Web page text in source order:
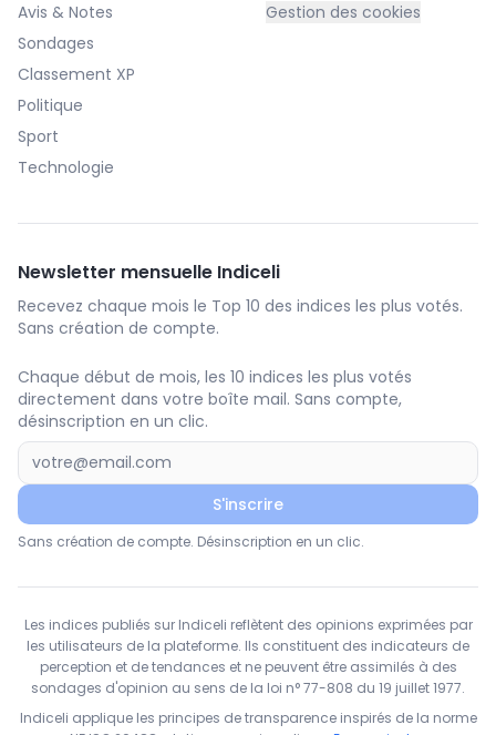
Avis & Notes
Sondages
Classement XP
Politique
Sport
Technologie
Gestion des cookies
Newsletter mensuelle Indiceli
Recevez chaque mois le Top 10 des indices les plus votés.
Sans création de compte.
Chaque début de mois, les 10 indices les plus votés
directement dans votre boîte mail. Sans compte,
désinscription en un clic.
S'inscrire
Sans création de compte. Désinscription en un clic.
Les indices publiés sur Indiceli reflètent des opinions exprimées par
les utilisateurs de la plateforme. Ils constituent des indicateurs de
perception et de tendances et ne peuvent être assimilés à des
sondages d'opinion au sens de la loi n° 77-808 du 19 juillet 1977.
Indiceli applique les principes de transparence inspirés de la norme